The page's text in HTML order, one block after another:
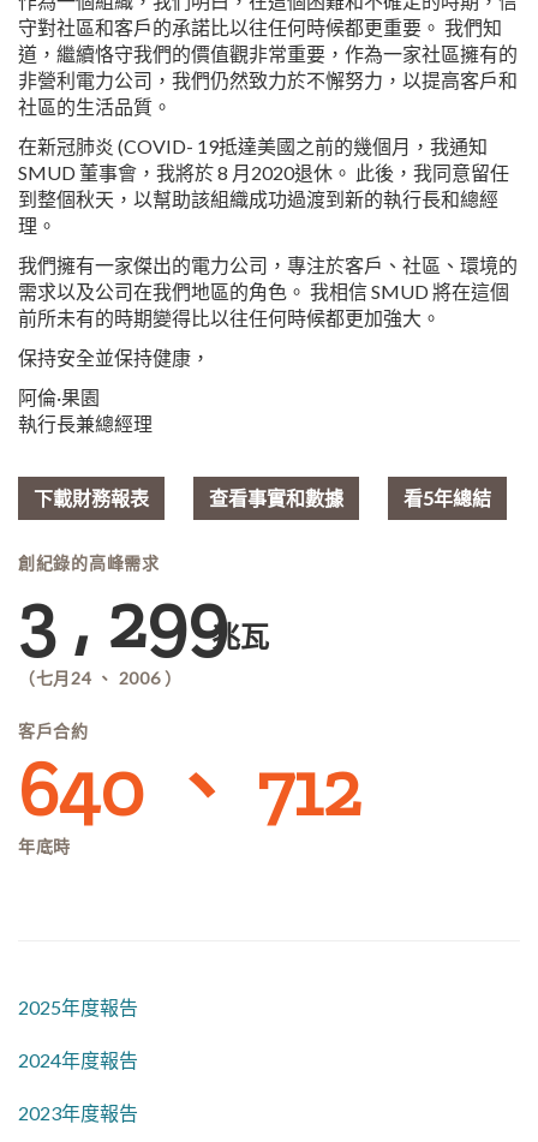
守對社區和客戶的承諾比以往任何時候都更重要。 我們知
道，繼續恪守我們的價值觀非常重要，作為一家社區擁有的
非營利電力公司，我們仍然致力於不懈努力，以提高客戶和
社區的生活品質。
在新冠肺炎 (COVID- 19抵達美國之前的幾個月，我通知
SMUD 董事會，我將於 8 月2020退休。 此後，我同意留任
到整個秋天，以幫助該組織成功過渡到新的執行長和總經
理。
我們擁有一家傑出的電力公司，專注於客戶、社區、環境的
需求以及公司在我們地區的角色。 我相信 SMUD 將在這個
前所未有的時期變得比以往任何時候都更加強大。
保持安全並保持健康，
阿倫·果園
執行長兼總經理
下載財務報表 查看事實和數據 看5年總結
創紀錄的高峰需求
3 , 299兆瓦
（七月24 、 2006 ）
客戶合約
640 、 712
年底時
2025年度報告
2024年度報告
2023年度報告